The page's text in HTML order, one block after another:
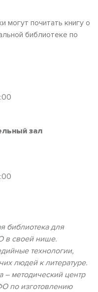
могут почитать книгу о
библиотеке по
зал
библиотека для
в своей нише.
технологии,
людей к литературе.
– методический центр
по изготовлению